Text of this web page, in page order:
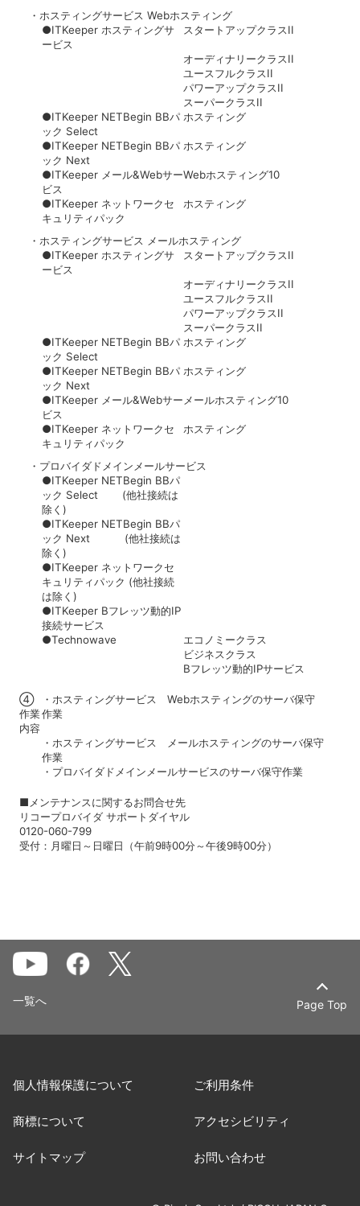
・ホスティングサービス Webホスティング
●ITKeeper ホスティングサ
ービス
スタートアップクラスII
オーディナリークラスII
ユースフルクラスII
パワーアップクラスII
スーパークラスII
●ITKeeper NETBegin BBパ
ック Select
ホスティング
●ITKeeper NETBegin BBパ
ック Next
ホスティング
●ITKeeper メール&Webサー
ビス
Webホスティング10
●ITKeeper ネットワークセ
キュリティパック
ホスティング
・ホスティングサービス メールホスティング
●ITKeeper ホスティングサ
ービス
スタートアップクラスII
オーディナリークラスII
ユースフルクラスII
パワーアップクラスII
スーパークラスII
●ITKeeper NETBegin BBパ
ック Select
ホスティング
●ITKeeper NETBegin BBパ
ック Next
ホスティング
●ITKeeper メール&Webサー
ビス
メールホスティング10
●ITKeeper ネットワークセ
キュリティパック
ホスティング
・プロバイダドメインメールサービス
●ITKeeper NETBegin BBパ
ック Select (他社接続は
除く)
●ITKeeper NETBegin BBパ
ック Next (他社接続は
除く)
●ITKeeper ネットワークセ
キュリティパック (他社接続
は除く)
●ITKeeper Bフレッツ動的IP
接続サービス
●Technowave
エコノミークラス
ビジネスクラス
Bフレッツ動的IPサービス
④
作業
内容
・ホスティングサービス Webホスティングのサーバ保守
作業
・ホスティングサービス メールホスティングのサーバ保守
作業
・プロバイダドメインメールサービスのサーバ保守作業
■メンテナンスに関するお問合せ先
リコープロバイダ サポートダイヤル
0120-060-799
受付：月曜日～日曜日（午前9時00分～午後9時00分）
Page Top
一覧へ
個人情報保護について ご利用条件
商標について アクセシビリティ
サイトマップ お問い合わせ